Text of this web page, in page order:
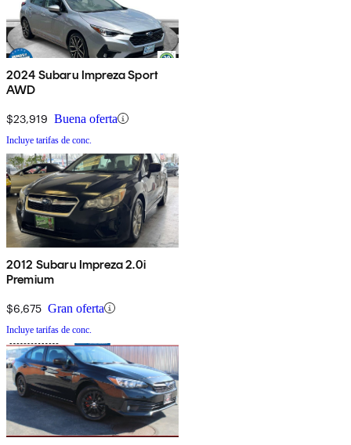
2024 Subaru Impreza Sport
AWD
$23,919 Buena oferta
Incluye tarifas de conc.
2012 Subaru Impreza 2.0i
Premium
$6,675 Gran oferta
Incluye tarifas de conc.